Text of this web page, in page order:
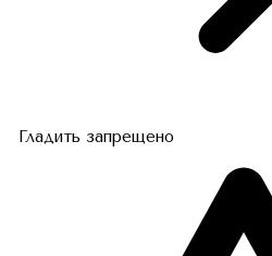
Гладить запрещено